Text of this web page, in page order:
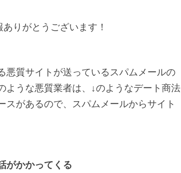
りがとうございます！
悪質サイトが送っているスパムメールの
ような悪質業者は、↓のようなデート商法
があるので、スパムメールからサイト
がかかってくる